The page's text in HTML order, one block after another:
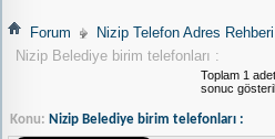
Forum Nizip Telefon Adres Rehberi
Nizip Belediye birim telefonları :
Toplam 1
sonuc
Konu: Nizip Belediye birim telefonları :